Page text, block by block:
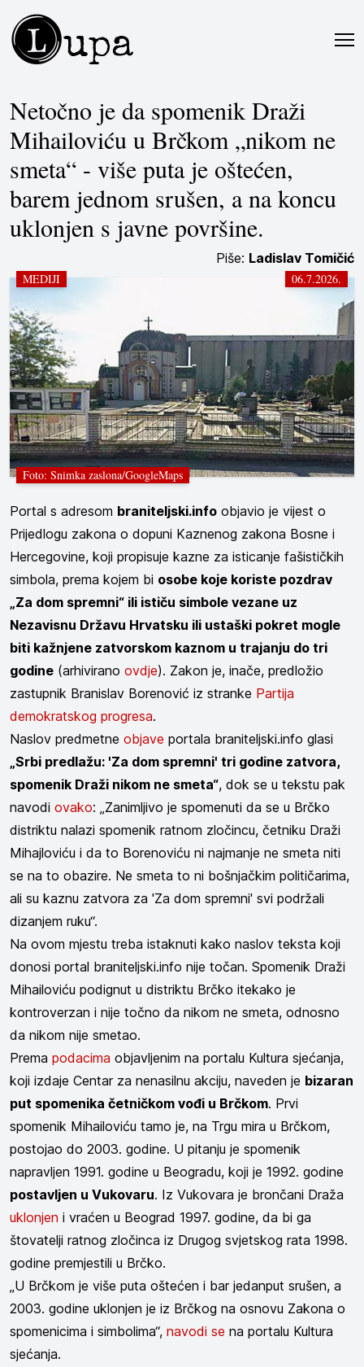
Lupa
Netočno je da spomenik Draži
Mihailoviću u Brčkom „nikom ne
smeta“ - više puta je oštećen,
barem jednom srušen, a na koncu
uklonjen s javne površine.
Piše: Ladislav Tomičić
MEDIJI 06.7.2026.
Foto: Snimka zaslona/GoogleMaps
Portal s adresom braniteljski.info objavio je vijest o
Prijedlogu zakona o dopuni Kaznenog zakona Bosne i
Hercegovine, koji propisuje kazne za isticanje fašističkih
simbola, prema kojem bi osobe koje koriste pozdrav
„Za dom spremni“ ili ističu simbole vezane uz
Nezavisnu Državu Hrvatsku ili ustaški pokret mogle
biti kažnjene zatvorskom kaznom u trajanju do tri
godine (arhivirano ovdje). Zakon je, inače, predložio
zastupnik Branislav Borenović iz stranke Partija
demokratskog progresa.
Naslov predmetne objave portala braniteljski.info glasi
„Srbi predlažu: 'Za dom spremni' tri godine zatvora,
spomenik Draži nikom ne smeta“, dok se u tekstu pak
navodi ovako: „Zanimljivo je spomenuti da se u Brčko
distriktu nalazi spomenik ratnom zločincu, četniku Draži
Mihajloviću i da to Borenoviću ni najmanje ne smeta niti
se na to obazire. Ne smeta to ni bošnjačkim političarima,
ali su kaznu zatvora za 'Za dom spremni' svi podržali
dizanjem ruku“.
Na ovom mjestu treba istaknuti kako naslov teksta koji
donosi portal braniteljski.info nije točan. Spomenik Draži
Mihailoviću podignut u distriktu Brčko itekako je
kontroverzan i nije točno da nikom ne smeta, odnosno
da nikom nije smetao.
Prema podacima objavljenim na portalu Kultura sjećanja,
koji izdaje Centar za nenasilnu akciju, naveden je bizaran
put spomenika četničkom vođi u Brčkom. Prvi
spomenik Mihailoviću tamo je, na Trgu mira u Brčkom,
postojao do 2003. godine. U pitanju je spomenik
napravljen 1991. godine u Beogradu, koji je 1992. godine
postavljen u Vukovaru. Iz Vukovara je brončani Draža
uklonjen i vraćen u Beograd 1997. godine, da bi ga
štovatelji ratnog zločinca iz Drugog svjetskog rata 1998.
godine premjestili u Brčko.
„U Brčkom je više puta oštećen i bar jedanput srušen, a
2003. godine uklonjen je iz Brčkog na osnovu Zakona o
spomenicima i simbolima“, navodi se na portalu Kultura
sjećanja.